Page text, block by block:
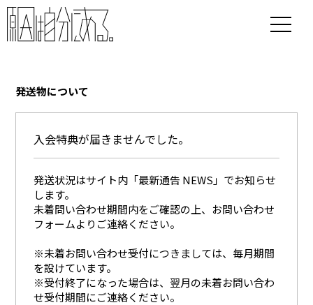
発送物について
入会特典が届きませんでした。
発送状況はサイト内「最新通告 NEWS」でお知らせ
します。
未着問い合わせ期間内をご確認の上、お問い合わせ
フォームよりご連絡ください。
※未着お問い合わせ受付につきましては、毎月期間
を設けています。
※受付終了になった場合は、翌月の未着お問い合わ
せ受付期間にご連絡ください。